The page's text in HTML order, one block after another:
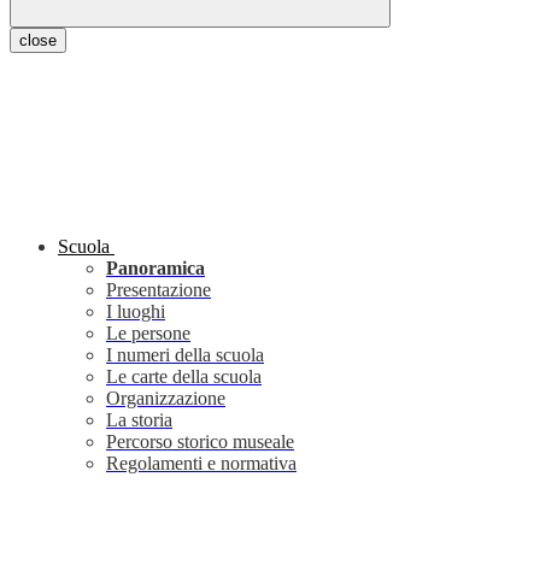
close
Scuola
Panoramica
Presentazione
I luoghi
Le persone
I numeri della scuola
Le carte della scuola
Organizzazione
La storia
Percorso storico museale
Regolamenti e normativa